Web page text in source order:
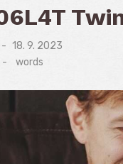
Posted
on
18. 9. 2023
- words